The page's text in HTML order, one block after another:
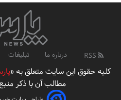
درباره ما تبلیغات
کلیه حقوق این سایت متعلق به «
مطالب آن با ذکر